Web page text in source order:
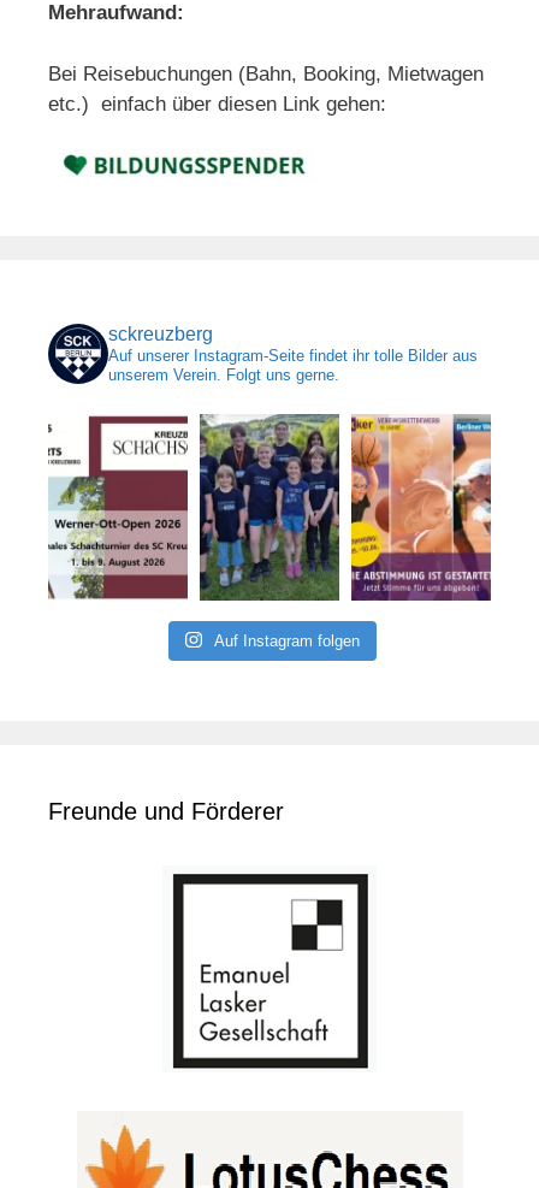
Mehraufwand:
Bei Reisebuchungen (Bahn, Booking, Mietwagen
etc.) einfach über diesen Link gehen:
sckreuzberg
Auf unserer Instagram-Seite findet ihr tolle Bilder aus
unserem Verein. Folgt uns gerne.
Auf Instagram folgen
Freunde und Förderer